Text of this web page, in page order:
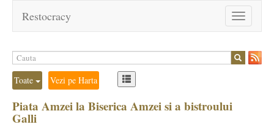
Toggle
navigation
Restocracy
Toate Vezi pe Harta
Piata Amzei la Biserica Amzei si a bistroului
Galli